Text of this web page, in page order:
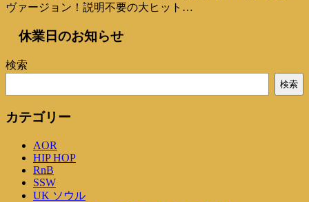
ヴァージョン！説明不要の大ヒット…
休業日のお知らせ
検索
検索
カテゴリー
AOR
HIP HOP
RnB
SSW
UK ソウル